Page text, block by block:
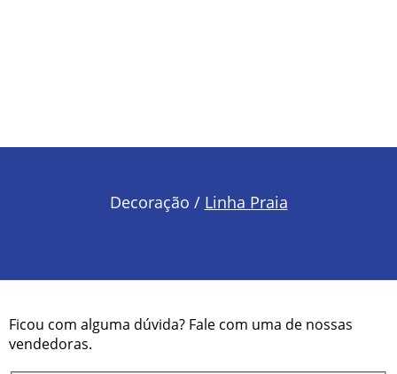
Decoração / Linha Praia
Ficou com alguma dúvida? Fale com uma de nossas
vendedoras.